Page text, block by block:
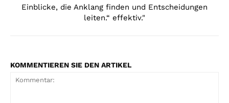
Einblicke, die Anklang finden und Entscheidungen
leiten.“ effektiv."
KOMMENTIEREN SIE DEN ARTIKEL